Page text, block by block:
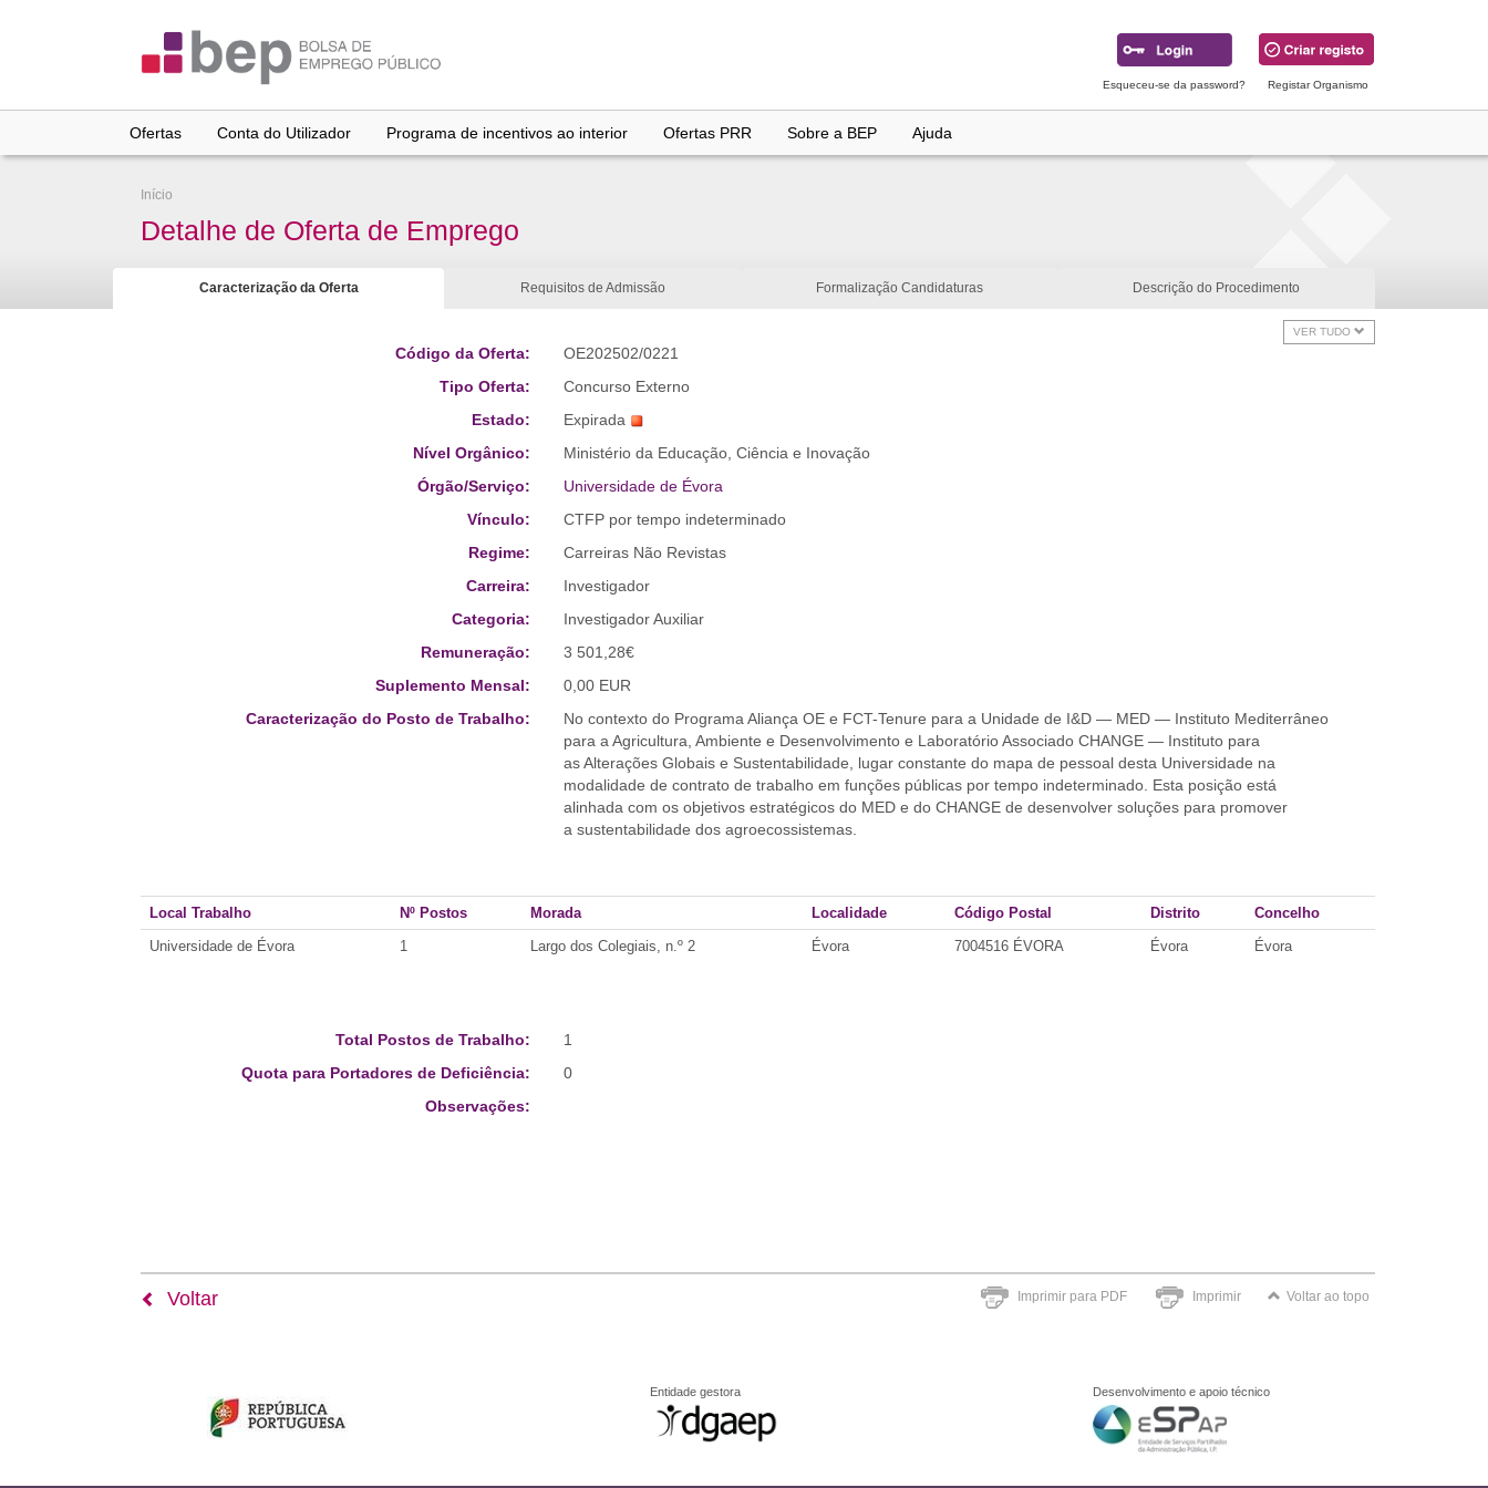
Esqueceu-se da password? Registar Organismo
Ofertas Conta do Utilizador Programa de incentivos ao interior Ofertas PRR Sobre a BEP Ajuda
Início
Detalhe de Oferta de Emprego
Caracterização da Oferta Requisitos de Admissão Formalização Candidaturas Descrição do Procedimento
VER TUDO
Código da Oferta:
OE202502/0221
Tipo Oferta:
Concurso Externo
Estado:
Expirada
Nível Orgânico:
Ministério da Educação, Ciência e Inovação
Órgão/Serviço:
Universidade de Évora
Vínculo:
CTFP por tempo indeterminado
Regime:
Carreiras Não Revistas
Carreira:
Investigador
Categoria:
Investigador Auxiliar
Remuneração:
3 501,28€
Suplemento Mensal:
0,00 EUR
Caracterização do Posto de Trabalho:
No contexto do Programa Aliança OE e FCT-Tenure para a Unidade de I&D — MED — Instituto Mediterrâneo
para a Agricultura, Ambiente e Desenvolvimento e Laboratório Associado CHANGE — Instituto para
as Alterações Globais e Sustentabilidade, lugar constante do mapa de pessoal desta Universidade na
modalidade de contrato de trabalho em funções públicas por tempo indeterminado. Esta posição está
alinhada com os objetivos estratégicos do MED e do CHANGE de desenvolver soluções para promover
a sustentabilidade dos agroecossistemas.
Local Trabalho Nº Postos Morada Localidade Código Postal Distrito
Concelho
Universidade de Évora
1 Largo dos Colegiais, n.º 2 Évora 7004516 ÉVORA Évora Évora
Total Postos de Trabalho:
1
Quota para Portadores de Deficiência:
0
Observações:
Imprimir para PDF Imprimir Voltar ao topo
Voltar
Entidade gestora Desenvolvimento e apoio técnico